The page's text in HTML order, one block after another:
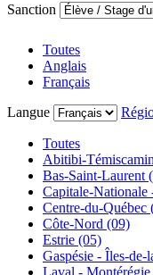
Sanction
Toutes
Anglais
Français
Langue
Toutes
Abitibi-
Bas-Saint-Laurent
Capitale-Nationale
Centre-du-Québec
Côte-Nord (09)
Estrie (05)
Gaspésie - Îles-de-
Laval -